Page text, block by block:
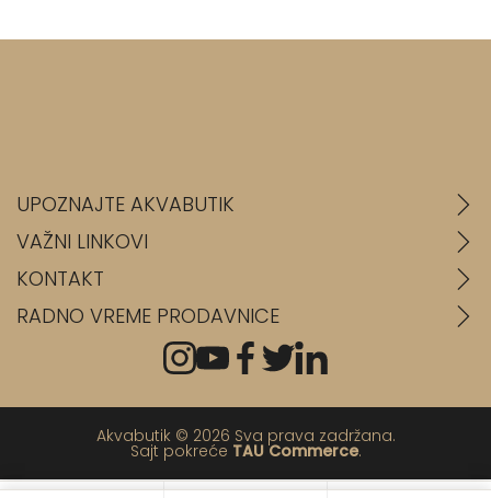
UPOZNAJTE AKVABUTIK
VAŽNI LINKOVI
KONTAKT
RADNO VREME PRODAVNICE
Akvabutik © 2026 Sva prava zadržana.
Sajt pokreće TAU Commerce.